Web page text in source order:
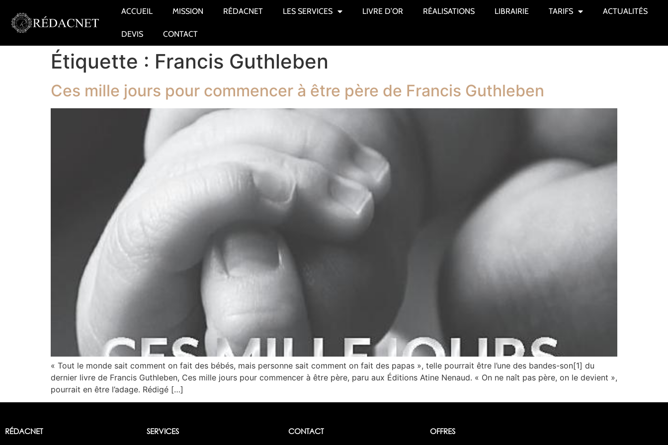
ACCUEIL MISSION RÉDACNET LES SERVICES LIVRE D’OR RÉALISATIONS LIBRAIRIE TARIFS ACTUALITÉS
DEVIS CONTACT
Étiquette : Francis Guthleben
Ces mille jours pour commencer à être père de Francis Guthleben
« Tout le monde sait comment on fait des bébés, mais personne sait comment on fait des papas », telle pourrait être l’une des bandes-son[1] du
dernier livre de Francis Guthleben, Ces mille jours pour commencer à être père, paru aux Éditions Atine Nenaud. « On ne naît pas père, on le devient »,
pourrait en être l’adage. Rédigé […]
RÉDACNET SERVICES CONTACT OFFRES